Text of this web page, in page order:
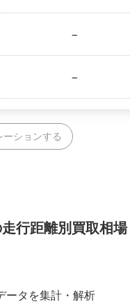
−
−
ションする
行距離別買取相場
ータを集計・解析